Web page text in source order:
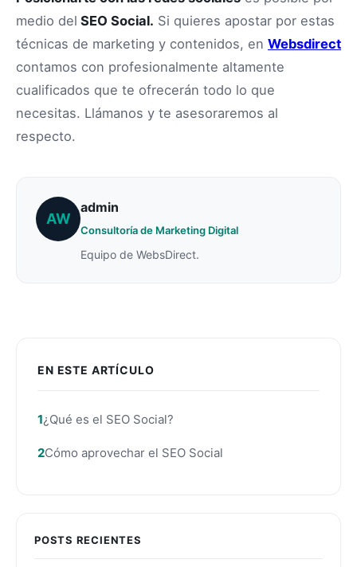
EN ESTE ARTÍCULO
¿Qué es el SEO Social?
Cómo aprovechar el SEO Social
POSTS RECIENTES
medio del SEO Social. Si quieres apostar por estas
técnicas de marketing y contenidos, en Websdirect
contamos con profesionalmente altamente
cualificados que te ofrecerán todo lo que
necesitas. Llámanos y te asesoraremos al
respecto.
AW
admin
Consultoría de Marketing Digital
Equipo de WebsDirect.